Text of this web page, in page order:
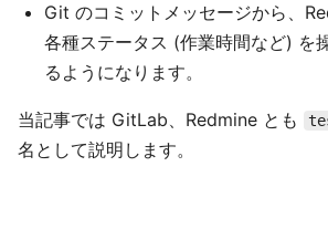
Git のコミットメッセージから、
各種ステータス (作業時間など) を
るようになります。
当記事では GitLab、Redmine とも
名として説明します。